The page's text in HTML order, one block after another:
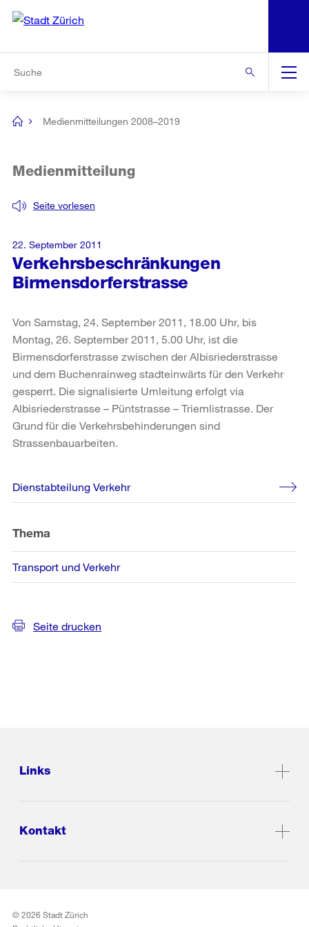
Navigation
[no
Medienmitteilungen 2008–2019
Verkehrsbeschränkungen
Birmensdorferstrasse
Seite vorlesen
Medienmitteilung
22. September 2011
Von Samstag, 24. September 2011, 18.00 Uhr, bis
Montag, 26. September 2011, 5.00 Uhr, ist die
Birmensdorferstrasse zwischen der Albisriederstrasse
und dem Buchenrainweg stadteinwärts für den Verkehr
gesperrt. Die signalisierte Umleitung erfolgt via
Albisriederstrasse – Püntstrasse – Triemlistrasse. Der
Grund für die Verkehrsbehinderungen sind
Strassenbauarbeiten.
Weitere
Informationen
Dienstabteilung Verkehr
Thema
Transport und Verkehr
Seite drucken
Links
Kontakt
© 2026 Stadt Zürich